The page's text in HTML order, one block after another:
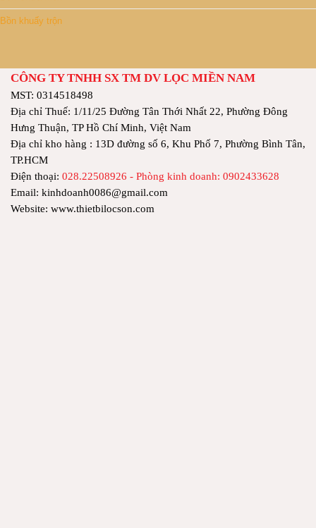
Bồn khuấy trộn
CÔNG TY TNHH SX TM DV LỌC MIỀN NAM
MST: 0314518498
Địa chỉ Thuế: 1/11/25 Đường Tân Thới Nhất 22, Phường Đông
Hưng Thuận, TP Hồ Chí Minh, Việt Nam
Địa chỉ kho hàng : 13D đường số 6, Khu Phố 7, Phường Bình Tân,
TP.HCM
Điện thoại: 028.22508926 - Phòng kinh doanh: 0902433628
Email: kinhdoanh0086@gmail.com
Website: www.thietbilocson.com